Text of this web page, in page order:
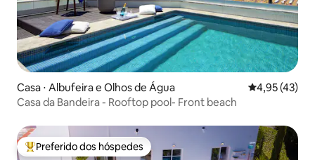
Casa ⋅ Albufeira e Olhos de Água 4,95 de uma
4,95 (43)
Casa da Bandeira - Rooftop pool- Front beach
Entre os melhores preferidos dos hóspedes
Preferido dos hóspedes